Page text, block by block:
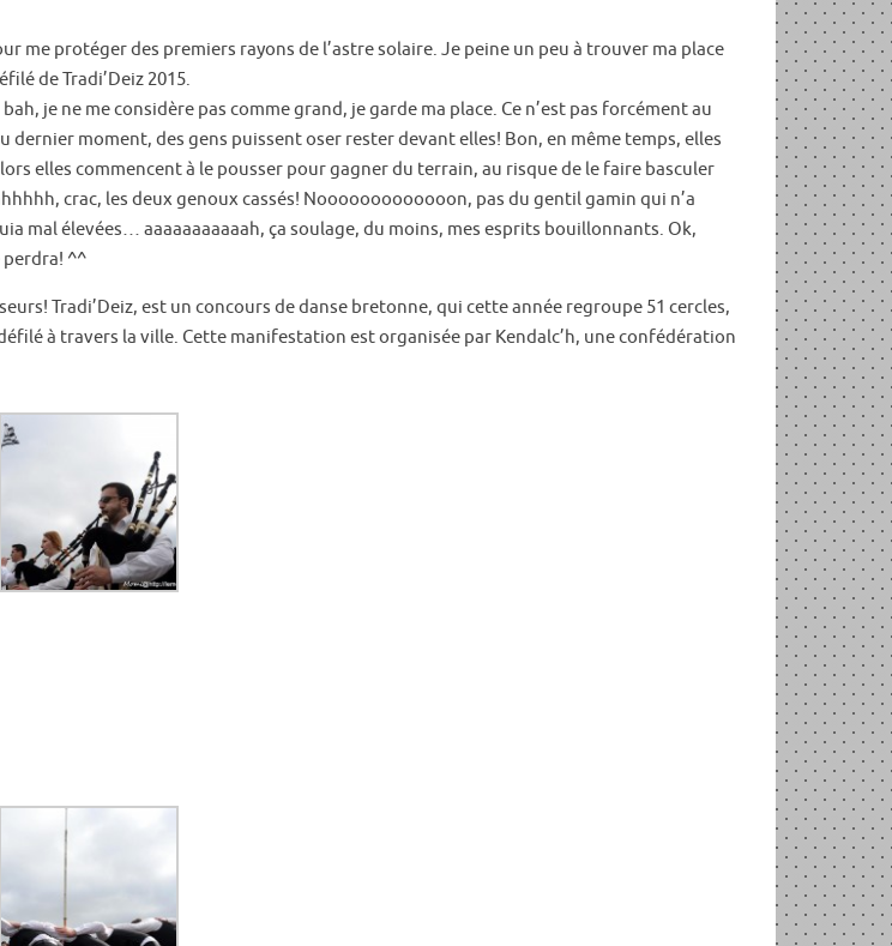
me protéger des premiers rayons de l’astre solaire. Je peine un peu à trouver ma place
de Tradi’Deiz 2015.
je ne me considère pas comme grand, je garde ma place. Ce n’est pas forcément au
moment, des gens puissent oser rester devant elles! Bon, en même temps, elles
elles commencent à le pousser pour gagner du terrain, au risque de le faire basculer
crac, les deux genoux cassés! Nooooooooooooon, pas du gentil gamin qui n’a
mal élevées… aaaaaaaaaaah, ça soulage, du moins, mes esprits bouillonnants. Ok,
perdra! ^^
Tradi’Deiz, est un concours de danse bretonne, qui cette année regroupe 51 cercles,
à travers la ville. Cette manifestation est organisée par Kendalc’h, une confédération